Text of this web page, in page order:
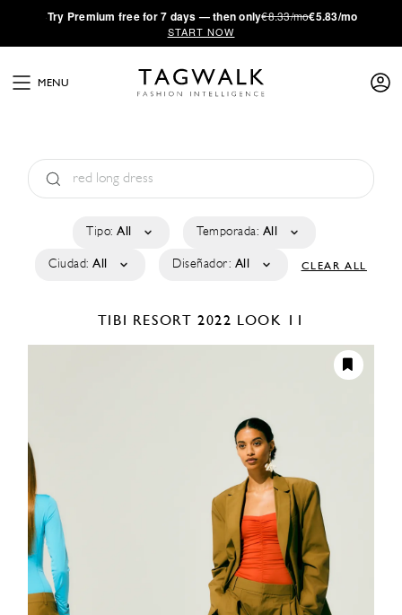
·Try Premium free for 7 days — then only€8.33/mo€5.83/mo
START NOW
MENU
Tipo: All Temporada: All
Ciudad: All Diseñador: All CLEAR ALL
TIBI RESORT 2022 LOOK 11